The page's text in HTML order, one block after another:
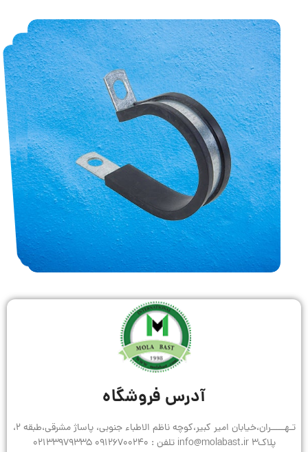
آدرس فروشگاه
تـهـــــران،خیابان امیر کبیر،کوچه ناظم الاطباء جنوبی، پاساژ مشرقی،طبقه 2،
پلاک3 info@molabast.ir تلفن : 09126700240 02133979335